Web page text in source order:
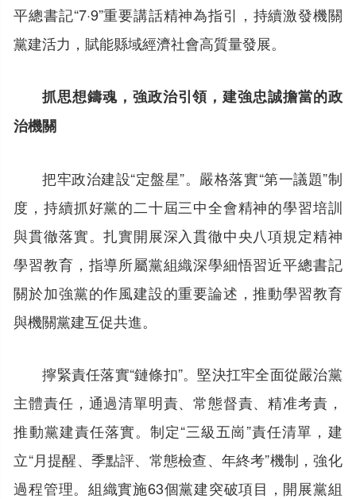
平總書記“7·9”重要講話精神為指引，持續激發機關
黨建活力，賦能縣域經濟社會高質量發展。
抓思想鑄魂，強政治引領，建強忠誠擔當的政
治機關
把牢政治建設“定盤星”。嚴格落實“第一議題”制
度，持續抓好黨的二十屆三中全會精神的學習培訓
與貫徹落實。扎實開展深入貫徹中央八項規定精神
學習教育，指導所屬黨組織深學細悟習近平總書記
關於加強黨的作風建設的重要論述，推動學習教育
與機關黨建互促共進。
擰緊責任落實“鏈條扣”。堅決扛牢全面從嚴治黨
主體責任，通過清單明責、常態督責、精准考責，
推動黨建責任落實。制定“三級五崗”責任清單，建
立“月提醒、季點評、常態檢查、年終考”機制，強化
過程管理。組織實施63個黨建突破項目，開展黨組